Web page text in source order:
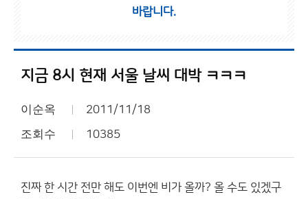
바랍니다.
지금 8시 현재 서울 날씨 대박 ㅋㅋㅋ
이순옥 2011/11/18
조회수 10385
진짜 한 시간 전만 해도 이번엔 비가 올까? 올 수도 있겠구